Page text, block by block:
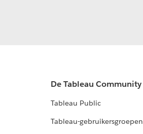
De Tableau Community
Tableau Public
Tableau-gebruikersgroepen